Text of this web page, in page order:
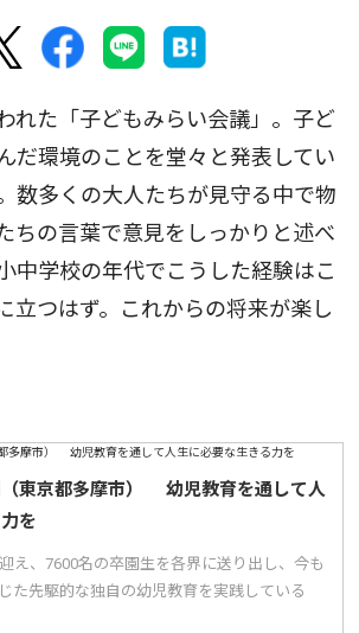
れた「子どもみらい会議」。子ど
だ環境のことを堂々と発表してい
数多くの大人たちが見守る中で物
ちの言葉で意見をしっかりと述べ
中学校の年代でこうした経験はこ
立つはず。これからの将来が楽し
東京都多摩市） 幼児教育を通して人
を
え、7600名の卒園生を各界に送り出し、今も
た先駆的な独自の幼児教育を実践している